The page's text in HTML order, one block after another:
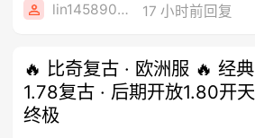
lin14589077 17 小时前回复
🔥 比奇复古 · 欧洲服 🔥 经典
1.78复古 · 后期开放1.80开天
终极